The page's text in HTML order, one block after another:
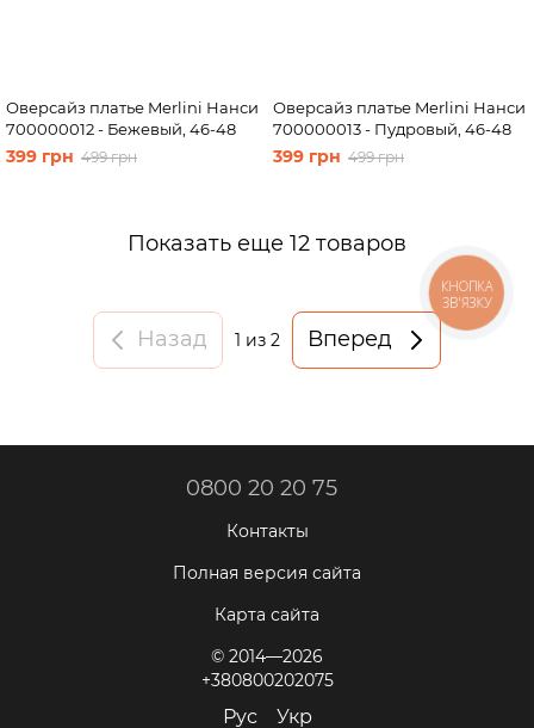
Оверсайз платье Merlini Нанси
700000012 - Бежевый, 46-48
399 грн 499 грн
Оверсайз платье Merlini Нанси
700000013 - Пудровый, 46-48
399 грн 499 грн
Показать еще 12 товаров
Назад 1 из 2 Вперед
0800 20 20 75
Контакты
Полная версия сайта
Карта сайта
© 2014—2026
+380800202075
Рус Укр
КНОПКА
ЗВ'ЯЗКУ